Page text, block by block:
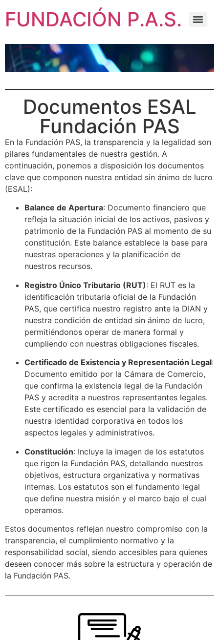
FUNDACIÓN P.A.S.
Documentos ESAL
Fundación PAS
En la Fundación PAS, la transparencia y la legalidad son
pilares fundamentales de nuestra gestión. A
continuación, ponemos a disposición los documentos
clave que componen nuestra entidad sin ánimo de lucro
(ESAL):
Balance de Apertura: Documento financiero que
refleja la situación inicial de los activos, pasivos y
patrimonio de la Fundación PAS al momento de su
constitución. Este balance establece la base para
nuestras operaciones y la planificación de
nuestros recursos.
Registro Único Tributario (RUT): El RUT es la
identificación tributaria oficial de la Fundación
PAS, que certifica nuestro registro ante la DIAN y
nuestra condición de entidad sin ánimo de lucro,
permitiéndonos operar de manera formal y
cumpliendo con nuestras obligaciones fiscales.
Certificado de Existencia y Representación Legal:
Documento emitido por la Cámara de Comercio,
que confirma la existencia legal de la Fundación
PAS y acredita a nuestros representantes legales.
Este certificado es esencial para la validación de
nuestra identidad corporativa en todos los
aspectos legales y administrativos.
Constitución: Incluye la imagen de los estatutos
que rigen la Fundación PAS, detallando nuestros
objetivos, estructura organizativa y normativas
internas. Los estatutos son el fundamento legal
que define nuestra misión y el marco bajo el cual
operamos.
Estos documentos reflejan nuestro compromiso con la
transparencia, el cumplimiento normativo y la
responsabilidad social, siendo accesibles para quienes
deseen conocer más sobre la estructura y operación de
la Fundación PAS.